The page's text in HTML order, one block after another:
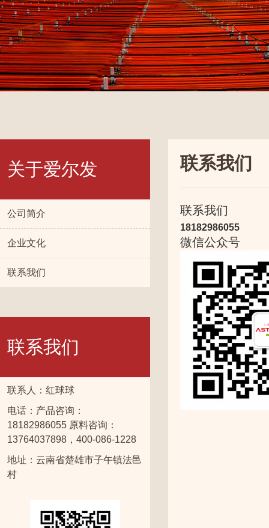
关于爱尔发
公司简介
企业文化
联系我们
联系我们
联系人：红球球
电话：产品咨询：
18182986055 原料咨询：
13764037898，400-086-1228
地址：云南省楚雄市子午镇法邑
村
联系我们
联系我们
18182986055
微信公众号